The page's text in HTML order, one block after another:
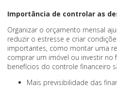
Importância de controlar as
Organizar o orçamento mensal
reduzir o estresse e criar
importantes, como montar uma
comprar um imóvel ou investir no
benefícios do controle financeiro
Mais previsibilidade das